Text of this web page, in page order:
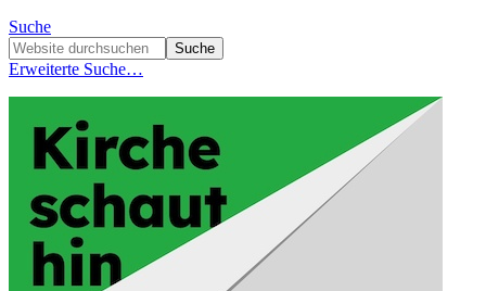
Suche
Erweiterte Suche…